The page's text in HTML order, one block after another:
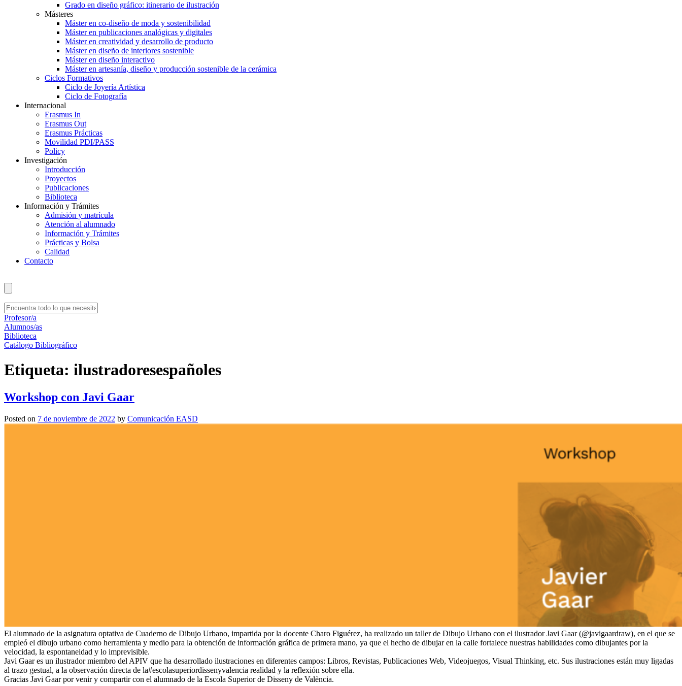
Grado en diseño gráfico: itinerario de ilustración
Másteres
Máster en co-diseño de moda y sostenibilidad
Máster en publicaciones analógicas y digitales
Máster en creatividad y desarrollo de producto
Máster en diseño de interiores sostenible
Máster en diseño interactivo
Máster en artesanía, diseño y producción sostenible de la cerámica
Ciclos Formativos
Ciclo de Joyería Artística
Ciclo de Fotografía
Internacional
Erasmus In
Erasmus Out
Erasmus Prácticas
Movilidad PDI/PASS
Policy
Investigación
Introducción
Proyectos
Publicaciones
Biblioteca
Información y Trámites
Admisión y matrícula
Atención al alumnado
Información y Trámites
Prácticas y Bolsa
Calidad
Contacto
Profesor/a
Alumnos/as
Biblioteca
Catálogo Bibliográfico
Etiqueta: ilustradoresespañoles
Workshop con Javi Gaar
Posted on 7 de noviembre de 2022 by Comunicación EASD
El alumnado de la asignatura optativa de Cuaderno de Dibujo Urbano, impartida por la docente Charo Figuérez, ha realizado un taller de Dibujo Urbano con el ilustrador Javi Gaar (@javigaardraw), en el que se
empleó el dibujo urbano como herramienta y medio para la obtención de información gráfica de primera mano, ya que el hecho de dibujar en la calle fortalece nuestras habilidades como dibujantes por la
velocidad, la espontaneidad y lo imprevisible.
Javi Gaar es un ilustrador miembro del APIV que ha desarrollado ilustraciones en diferentes campos: Libros, Revistas, Publicaciones Web, Videojuegos, Visual Thinking, etc. Sus ilustraciones están muy ligadas
al trazo gestual, a la observación directa de la#escolasuperiordissenyvalencia realidad y la reflexión sobre ella.
Gracias Javi Gaar por venir y compartir con el alumnado de la Escola Superior de Disseny de València.